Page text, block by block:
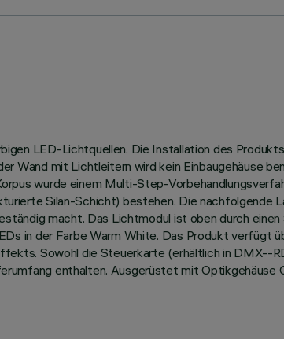
LED-Lichtquellen. Die Installation des
Wand mit Lichtleitern wird kein Einbaugehäuse
wurde einem Multi-Step-
Silan-Schicht) bestehen. Die nachfolgende
macht. Das Lichtmodul ist oben durch
in der Farbe Warm White. Das Produkt verfügt
Sowohl die Steuerkarte (erhältlich in DMX--
enthalten. Ausgerüstet mit Optikgehäuse